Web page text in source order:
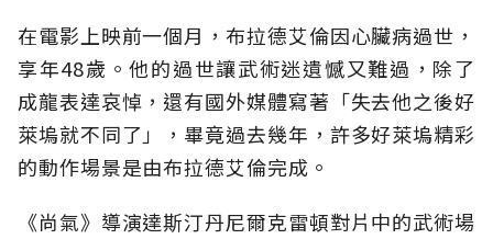
在電影上映前一個月，布拉德艾倫因心臟病過世，
享年48歲。他的過世讓武術迷遺憾又難過，除了
成龍表達哀悼，還有國外媒體寫著「失去他之後好
萊塢就不同了」，畢竟過去幾年，許多好萊塢精彩
的動作場景是由布拉德艾倫完成。
《尚氣》導演達斯汀丹尼爾克雷頓對片中的武術場